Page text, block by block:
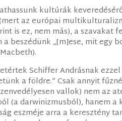
kultúrák
az európai
is ez, nem más), a szavakat
beszédünk „[m]ese, mit egy
Schiffer Andrásnak
a földre.” Csak annyit
vallok) nem az
(a darwinizmusból), hanem a
eszméje arra a keresztény